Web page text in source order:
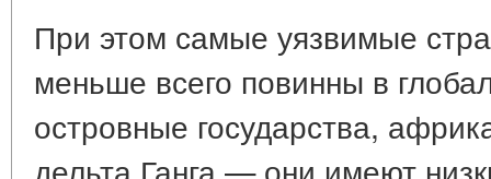
При этом самые уязвимые
меньше всего повинны в
островные государства,
дельта Ганга — они имеют